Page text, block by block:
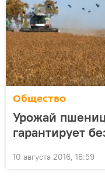
Общество
Урожай
гарантирует
10 августа 2016, 18:59